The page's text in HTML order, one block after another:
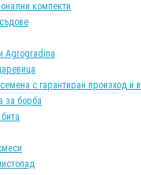
компекти
Agrogradina
с гарантиран произход и
за борба